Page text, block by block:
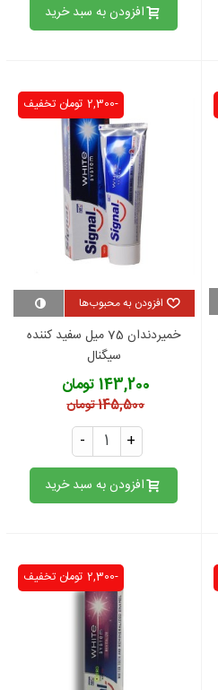
افزودن به سبد خرید
تخفیف -2,300 تومان
افزودن به محبوب‌ها
خمیردندان 75 میل سفید کننده
سیگنال
143,200 تومان
145,500 تومان
- +
افزودن به سبد خرید
تخفیف -2,300 تومان